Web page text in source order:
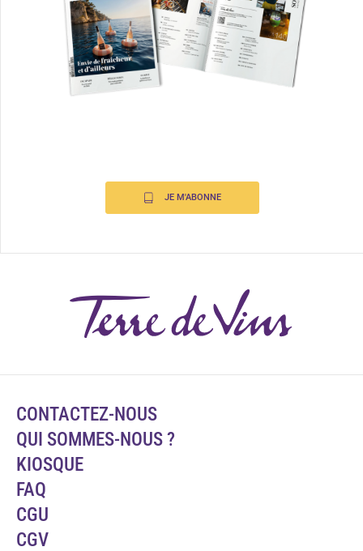
JE M'ABONNE
CONTACTEZ-NOUS
QUI SOMMES-NOUS ?
KIOSQUE
FAQ
CGU
CGV